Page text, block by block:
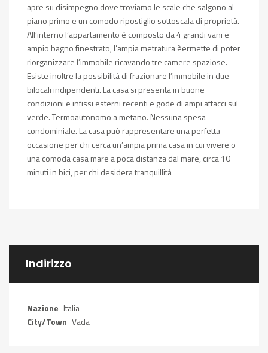
apre su disimpegno dove troviamo le scale che salgono al
piano primo e un comodo ripostiglio sottoscala di proprietà.
All’interno l’appartamento è composto da 4 grandi vani e
ampio bagno finestrato, l’ampia metratura èermette di poter
riorganizzare l’immobile ricavando tre camere spaziose.
Esiste inoltre la possibilità di frazionare l’immobile in due
bilocali indipendenti. La casa si presenta in buone
condizioni e infissi esterni recenti e gode di ampi affacci sul
verde. Termoautonomo a metano. Nessuna spesa
condominiale. La casa può rappresentare una perfetta
occasione per chi cerca un’ampia prima casa in cui vivere o
una comoda casa mare a poca distanza dal mare, circa 10
minuti in bici, per chi desidera tranquillità
Indirizzo
Nazione Italia
City/Town Vada